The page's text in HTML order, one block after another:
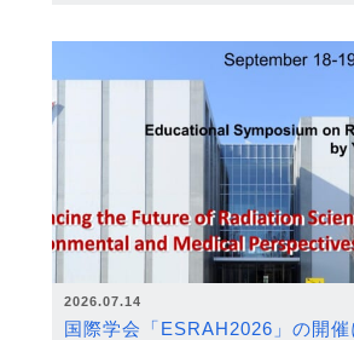
2026.07.14
国際学会「ESRAH2026」の開催